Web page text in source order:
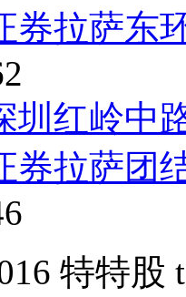
券拉萨东
圳红岭中
券拉萨团
特特股